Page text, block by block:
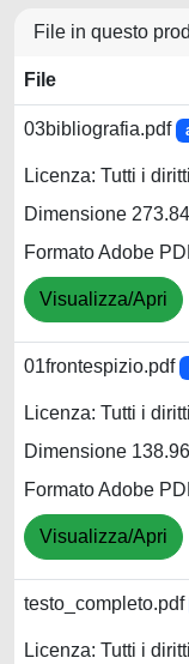
File in questo
File
03bibliografia.pdf
Licenza: Tutti i
Dimensione
Formato Adobe
Visualizza/Apri
01frontespizio.pdf
Licenza: Tutti i
Dimensione
Formato Adobe
Visualizza/Apri
testo_completo.pdf
Licenza: Tutti i